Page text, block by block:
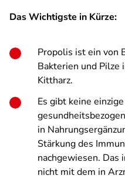
Das Wichtigste in Kürze:
Propolis ist ein von
Bakterien und Pilze
Kittharz.
Es gibt keine
in
Stärkung des
nachgewiesen.
nicht mit dem in